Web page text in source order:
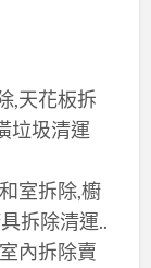
,天花板拆
垃圾清運
室拆除,櫥
拆除清運..
內拆除賣